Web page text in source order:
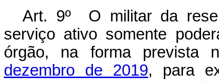
Art. 9º O militar da
serviço ativo somente
órgão, na forma prevista
dezembro de 2019, para